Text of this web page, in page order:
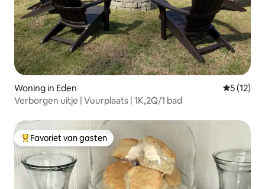
Woning in Eden
5 (12)
Verborgen uitje | Vuurplaats | 1K,2Q/1 bad
Topfavoriet van gasten
Favoriet van gasten